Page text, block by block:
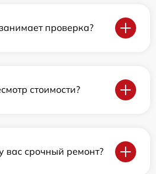
проверка?
стоимости?
вас срочный ремонт?